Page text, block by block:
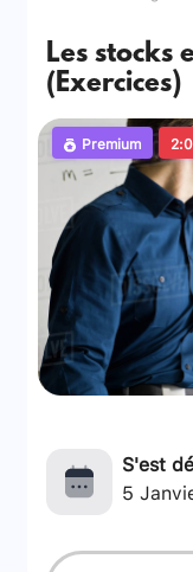
Les stocks
(Exercices)
Premium
S'est
5